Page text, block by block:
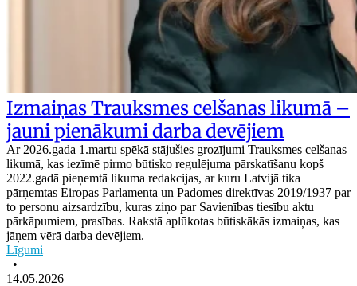
Izmaiņas Trauksmes celšanas likumā –
jauni pienākumi darba devējiem
Ar 2026.gada 1.martu spēkā stājušies grozījumi Trauksmes celšanas
likumā, kas iezīmē pirmo būtisko regulējuma pārskatīšanu kopš
2022.gadā pieņemtā likuma redakcijas, ar kuru Latvijā tika
pārņemtas Eiropas Parlamenta un Padomes direktīvas 2019/1937 par
to personu aizsardzību, kuras ziņo par Savienības tiesību aktu
pārkāpumiem, prasības. Rakstā aplūkotas būtiskākās izmaiņas, kas
jāņem vērā darba devējiem.
Līgumi
•
14.05.2026